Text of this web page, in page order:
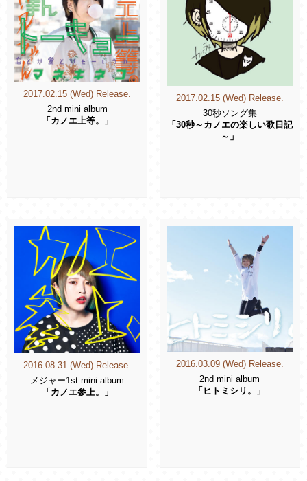
2017.02.15 (Wed) Release.
2nd mini album
「カノエ上等。」
2017.02.15 (Wed) Release.
30秒ソング集
「30秒～カノエの楽しい歌日記
～」
2016.08.31 (Wed) Release.
メジャー1st mini album
「カノエ参上。」
2016.03.09 (Wed) Release.
2nd mini album
「ヒトミシリ。」